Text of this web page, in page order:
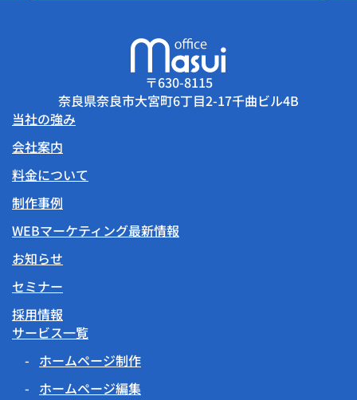
〒630-8115
奈良県奈良市大宮町6丁目2-17千曲ビル4B
当社の強み
会社案内
料金について
制作事例
WEBマーケティング最新情報
お知らせ
セミナー
採用情報
サービス一覧
ホームページ制作
ホームページ編集